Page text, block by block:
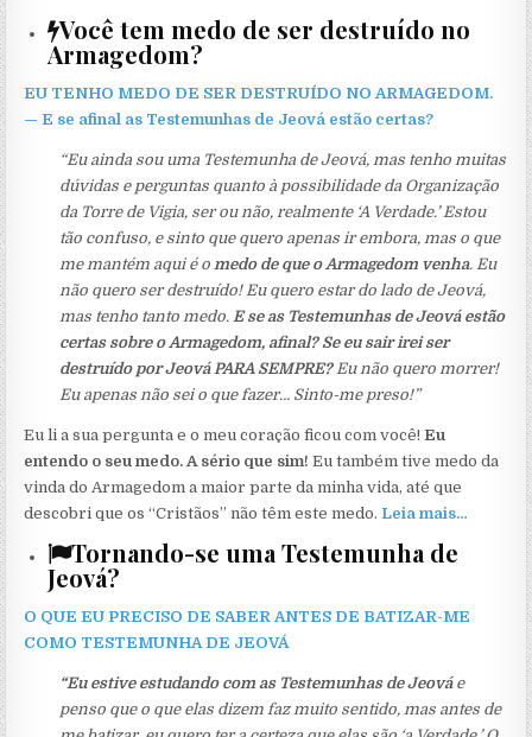
Você tem medo de ser destruído no
Armagedom?
EU TENHO MEDO DE SER DESTRUÍDO NO ARMAGEDOM.
— E se afinal as Testemunhas de Jeová estão certas?
“Eu ainda sou uma Testemunha de Jeová, mas tenho muitas
dúvidas e perguntas quanto à possibilidade da Organização
da Torre de Vigia, ser ou não, realmente ‘A Verdade.’ Estou
tão confuso, e sinto que quero apenas ir embora, mas o que
me mantém aqui é omedo de que o Armagedom venha. Eu
não quero ser destruído! Eu quero estar do lado de Jeová,
mas tenho tanto medo.E se as Testemunhas de Jeová estão
certas sobre o Armagedom, afinal? Se eu sair irei ser
destruído por Jeová PARA SEMPRE?Eu não quero morrer!
Eu apenas não sei o que fazer… Sinto-me preso!”
Eu li a sua pergunta e o meu coração ficou com você!Eu
entendo o seu medo. A sério que sim! Eu também tive medo da
vinda do Armagedom a maior parte da minha vida, até que
descobri que os “Cristãos” não têm este medo.Leia mais…
Tornando-se uma Testemunha de
Jeová?
O QUE EU PRECISO DE SABER ANTES DE BATIZAR-ME
COMO TESTEMUNHA DE JEOVÁ
“Eu estive estudando com as Testemunhas de Jeováe
penso que o que elas dizem faz muito sentido, mas antes de